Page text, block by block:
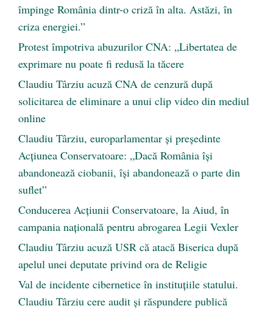
împinge România dintr-o criză în alta. Astăzi, în
criza energiei.”
Protest împotriva abuzurilor CNA: „Libertatea de
exprimare nu poate fi redusă la tăcere
Claudiu Târziu acuză CNA de cenzură după
solicitarea de eliminare a unui clip video din mediul
online
Claudiu Târziu, europarlamentar și președinte
Acțiunea Conservatoare: „Dacă România își
abandonează ciobanii, își abandonează o parte din
suflet”
Conducerea Acțiunii Conservatoare, la Aiud, în
campania națională pentru abrogarea Legii Vexler
Claudiu Târziu acuză USR că atacă Biserica după
apelul unei deputate privind ora de Religie
Val de incidente cibernetice în instituțiile statului.
Claudiu Târziu cere audit și răspundere publică